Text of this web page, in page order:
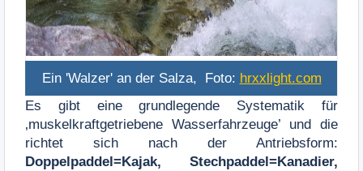
Ein 'Walzer' an der Salza, Foto: hrxxlight.com
Es gibt eine grundlegende Systematik für
‚muskelkraftgetriebene Wasserfahrzeuge’ und die
richtet sich nach der Antriebsform:
Doppelpaddel=Kajak, Stechpaddel=Kanadier,